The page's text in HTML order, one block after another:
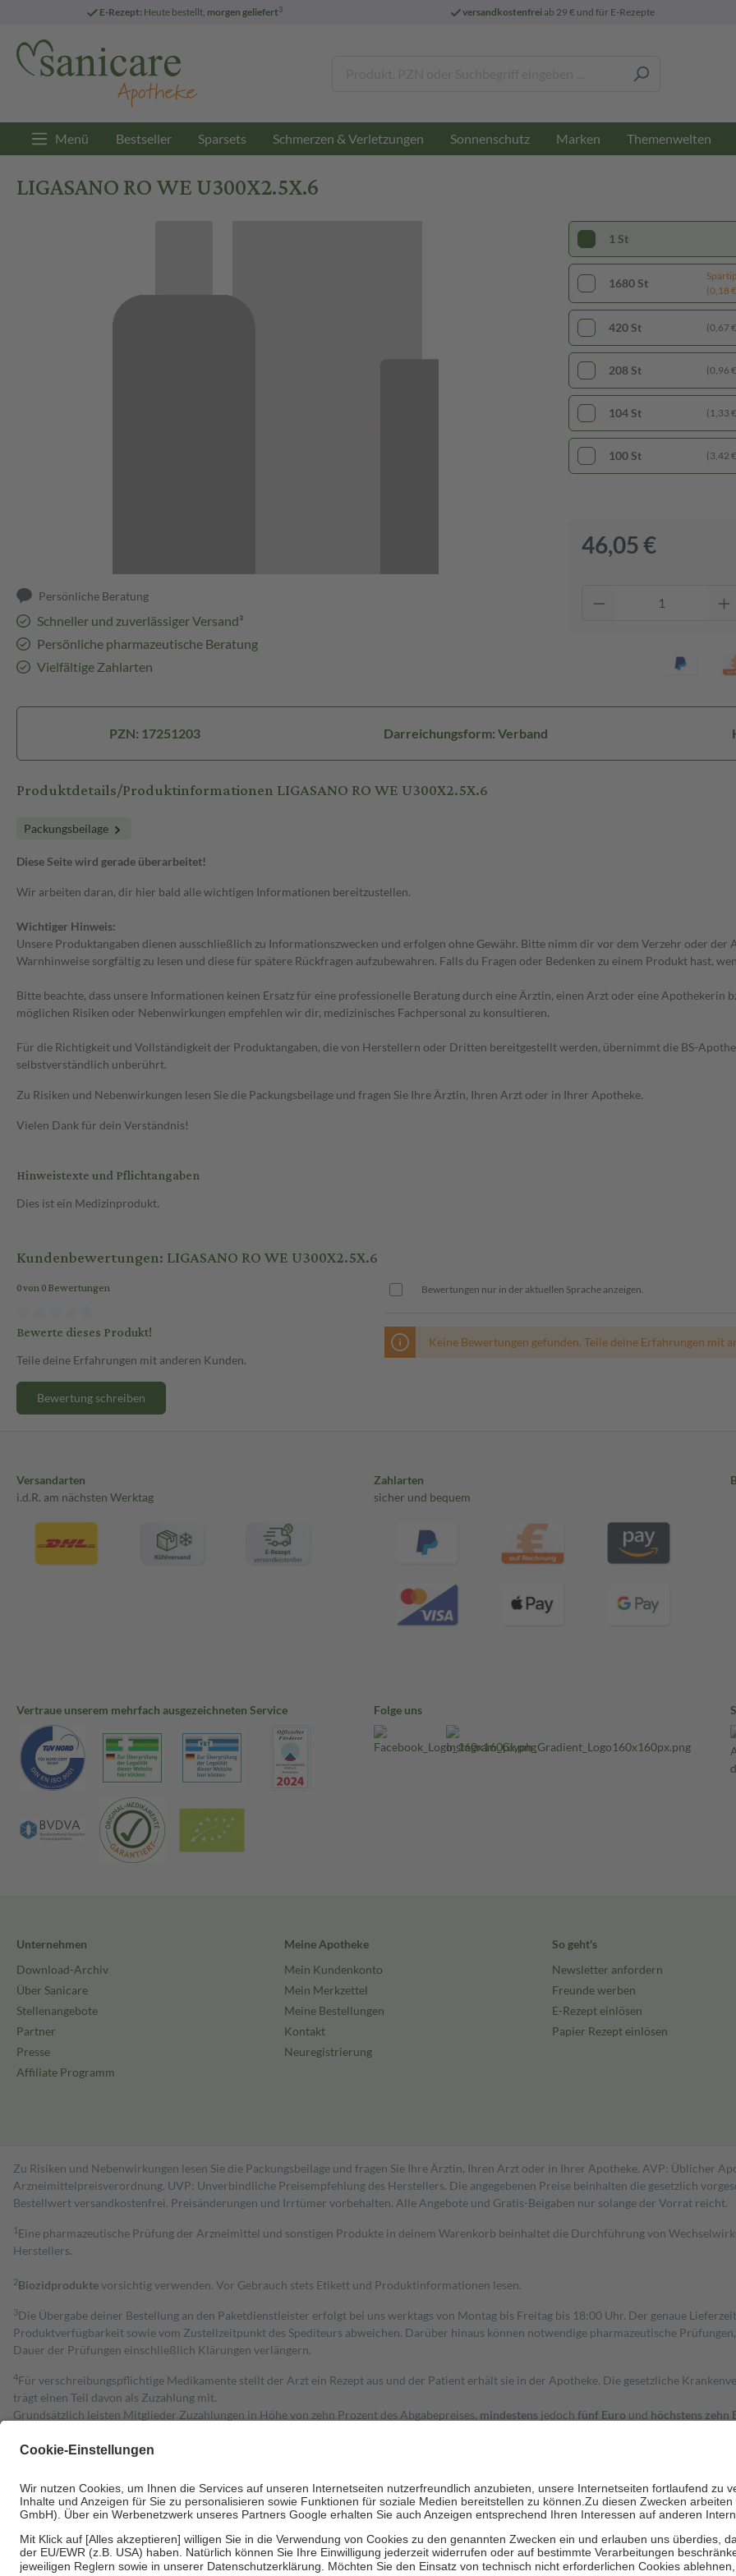
E-Rezept: Heute bestellt, morgen geliefert3 versandkostenfreiab 29 € und für E-Rezepte
Menü Bestseller Sparsets Schmerzen & Verletzungen Sonnenschutz Marken Themenwelten
LIGASANO RO WE U300X2.5X.6
Persönliche Beratung
Schneller und zuverlässiger Versand³
Persönliche pharmazeutische Beratung
Vielfältige Zahlarten
1680 St
(0,18
420 St (0,67
208 St (0,96
104 St (1,33
100 St (3,42
1 St
46,05 €
PZN: 17251203 Darreichungsform: Verband
Produktdetails/Produktinformationen LIGASANO RO WE U300X2.5X.6
Packungsbeilage
Diese Seite wird gerade überarbeitet!
Wir arbeiten daran, dir hier bald alle wichtigen Informationen bereitzustellen.
Wichtiger Hinweis:
Unsere Produktangaben dienen ausschließlich zu Informationszwecken und erfolgen ohne Gewähr. Bitte nimm dir vor dem Verzehr oder
Warnhinweise sorgfältig zu lesen und diese für spätere Rückfragen aufzubewahren. Falls du Fragen oder Bedenken zu einem Produkt hast,
Bitte beachte, dass unsere Informationen keinen Ersatz für eine professionelle Beratung durch eine Ärztin, einen Arzt oder eine Apothekerin
möglichen Risiken oder Nebenwirkungen empfehlen wir dir, medizinisches Fachpersonal zu konsultieren.
Für die Richtigkeit und Vollständigkeit der Produktangaben, die von Herstellern oder Dritten bereitgestellt werden, übernimmt die BS-
selbstverständlich unberührt.
Zu Risiken und Nebenwirkungen lesen Sie die Packungsbeilage und fragen Sie Ihre Ärztin, Ihren Arzt oder in Ihrer Apotheke.
Vielen Dank für dein Verständnis!
Hinweistexte und Pflichtangaben
Dies ist ein Medizinprodukt.
Kundenbewertungen: LIGASANO RO WE U300X2.5X.6
0 von 0 Bewertungen
Bewerte dieses Produkt!
Teile deine Erfahrungen mit anderen Kunden.
Bewertung schreiben
Bewertungen nur in der aktuellen Sprache anzeigen.
Keine Bewertungen gefunden. Teile deine Erfahrungen mit
Versandarten
i.d.R. am nächsten Werktag
Zahlarten
sicher und bequem
Vertraue unserem mehrfach ausgezeichneten Service Folge uns
Unternehmen
Download-Archiv
Über Sanicare
Stellenangebote
Partner
Presse
Affiliate Programm
Meine Apotheke
Mein Kundenkonto
Mein Merkzettel
Meine Bestellungen
Kontakt
Neuregistrierung
So geht's
Newsletter anfordern
Freunde werben
E-Rezept einlösen
Papier Rezept einlösen
Zu Risiken und Nebenwirkungen lesen Sie die Packungsbeilage und fragen Sie Ihre Ärztin, Ihren Arzt oder in Ihrer Apotheke. AVP: Üblicher
Arzneimittelpreisverordnung. UVP: Unverbindliche Preisempfehlung des Herstellers. Die angegebenen Preise beinhalten die gesetzlich
Bestell­wert versand­kosten­frei. Preisänderungen und Irrtümer vorbehalten. Alle Angebote und Gratis-Beigaben nur solange der Vorrat reicht.
1 Eine pharmazeutische Prüfung der Arzneimittel und sonstigen Produkte in deinem Warenkorb beinhaltet die Durchführung von
Herstellers.
2Biozidproduktevorsichtig verwenden. Vor Gebrauch stets Etikett und Produktinformationen lesen.
3Die Übergabe deiner Bestellung an den Paketdienstleister erfolgt bei uns werktags von Montag bis Freitag bis 18:00 Uhr. Der genaue
Produktverfügbarkeit sowie vom Zustellzeitpunkt des Spediteurs abweichen. Darüber hinaus können notwendige pharmazeutische
Dauer der Prüfungen einschließlich Klärungen verlängern.
4Für verschreibungspflichtige Medikamente stellt der Arzt ein Rezept aus und der Patient erhält sie in der Apotheke. Die gesetzliche
trägt einen Teil davon als Zuzahlung mit.
Grundsätzlich leisten Mitglieder Zuzahlungen in Höhe von zehn Prozent des Abgabepreises, mindestens jedoch fünf Euro und höchstens zehn
Diese Regeln gelten grundsätzlich auch für Online-Apotheken.
Um das Engagement der Versicherten für ihre eigene Gesundheit zu stärken und die besondere Stellung der Familie zu unterstützen, fallen
• Kindern und Jugendlichen bis zum vollendeten 18. Lebensjahr mit Ausnahme der Fahrkosten
• Untersuchungen zur Vorsorge und Früherkennung, die von der GKV getragen werden
• empfohlenen Schutzimpfungen
• Harn- und Blutteststreifen